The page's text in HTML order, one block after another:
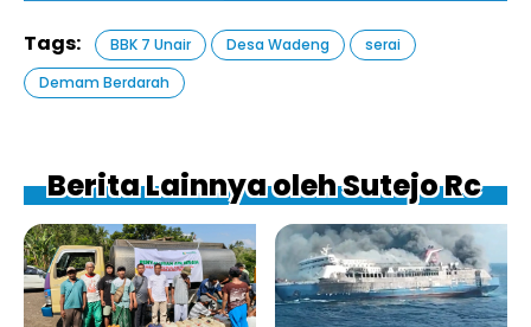
Tags: BBK 7 Unair Desa Wadeng
serai
Demam Berdarah
Berita Lainnya oleh Sutejo Rc